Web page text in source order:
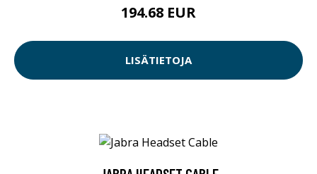
194.68 EUR
LISÄTIETOJA